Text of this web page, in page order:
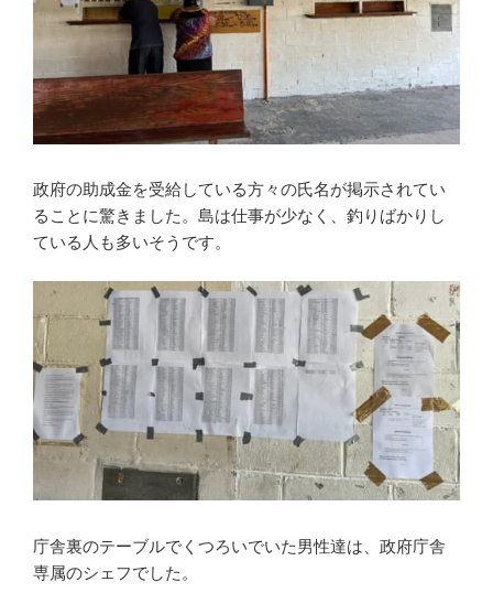
政府の助成金を受給している方々の氏名が掲示されてい
ることに驚きました。島は仕事が少なく、釣りばかりし
ている人も多いそうです。
庁舎裏のテーブルでくつろいでいた男性達は、政府庁舎
専属のシェフでした。